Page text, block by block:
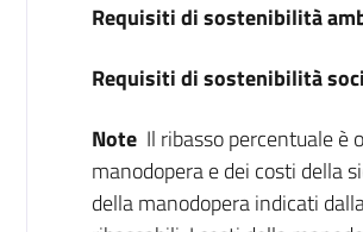
Requisiti di sostenibilità
Requisiti di sostenibilità
Note Il ribasso percentuale è
manodopera e dei costi della
della manodopera indicati